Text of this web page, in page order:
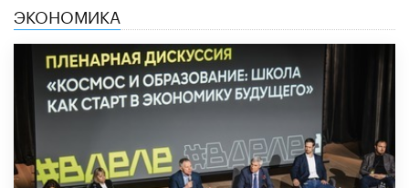
ЭКОНОМИКА